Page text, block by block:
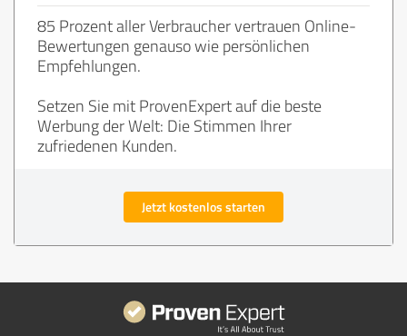
85 Prozent aller Verbraucher vertrauen Online-
Bewertungen genauso wie persönlichen
Empfehlungen.
Setzen Sie mit ProvenExpert auf die beste
Werbung der Welt: Die Stimmen Ihrer
zufriedenen Kunden.
Jetzt kostenlos starten